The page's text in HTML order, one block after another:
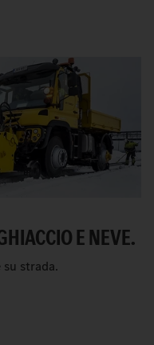
E NEVE.
strada.